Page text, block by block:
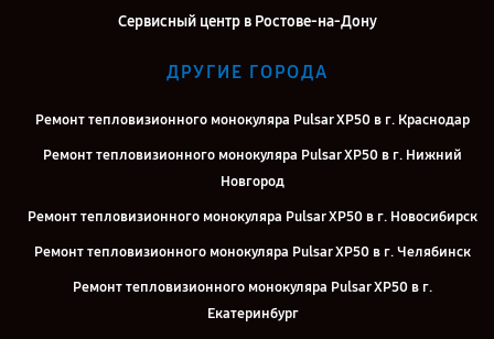
Сервисный центр в Ростове-на-Дону
ДРУГИЕ ГОРОДА
Ремонт тепловизионного монокуляра Pulsar XP50 в г. Краснодар
Ремонт тепловизионного монокуляра Pulsar XP50 в г. Нижний
Новгород
Ремонт тепловизионного монокуляра Pulsar XP50 в г. Новосибирск
Ремонт тепловизионного монокуляра Pulsar XP50 в г. Челябинск
Ремонт тепловизионного монокуляра Pulsar XP50 в г.
Екатеринбург